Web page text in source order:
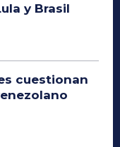
y Brasil
cuestionan